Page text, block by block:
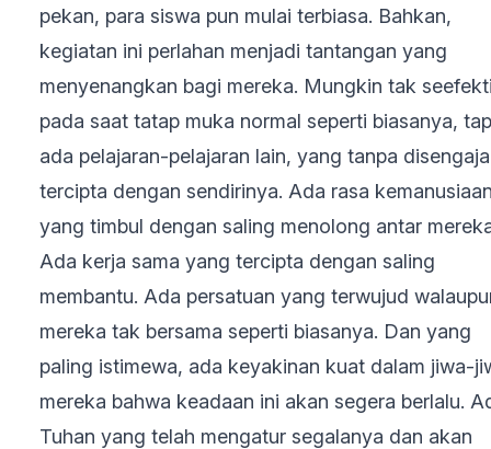
pekan, para siswa pun mulai terbiasa. Bahkan,
kegiatan ini perlahan menjadi tantangan yang
menyenangkan bagi mereka. Mungkin tak
pada saat tatap muka normal seperti biasanya,
ada pelajaran-pelajaran lain, yang tanpa
tercipta dengan sendirinya. Ada rasa
yang timbul dengan saling menolong antar
Ada kerja sama yang tercipta dengan saling
membantu. Ada persatuan yang terwujud
mereka tak bersama seperti biasanya. Dan yang
paling istimewa, ada keyakinan kuat dalam jiwa-
mereka bahwa keadaan ini akan segera berlalu.
Tuhan yang telah mengatur segalanya dan akan